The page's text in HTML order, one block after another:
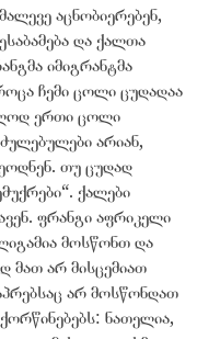
აცნობიერებენ,
და ქალთა
იმიგრანტმა
ჩემი ცოლი ცუდადაა
ერთი ცოლი
არიან,
თუ ცუდად
ქალები
ფრანგი აფრიკელი
მოსწონთ და
მათ არ მისცემიათ
არ მოსწონდათ
ნათელია,